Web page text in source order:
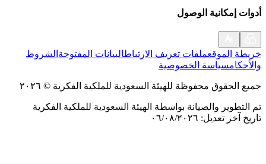
أدوات إمكانية الوصول
خريطة الموقعملفات تعريف الارتباطالبيانات المفتوحة الشروط
والأحكامسياسة الخصوصية
جميع الحقوق محفوظة للهيئة السعودية للملكية الفكرية © ٢٠٢٦
تم التطوير والصيانة بواسطة الهيئة السعودية للملكية الفكرية
تاريخ آخر تعديل: ٠٦/٠٨/٢٠٢٦